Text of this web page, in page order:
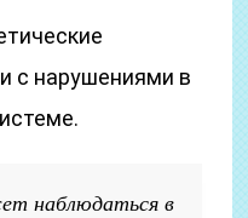
с нарушениями в
наблюдаться в